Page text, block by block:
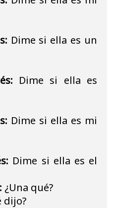
Dime si ella es un
Dime si ella es
Dime si ella es mi
Dime si ella es el
¿Una qué?
dijo?